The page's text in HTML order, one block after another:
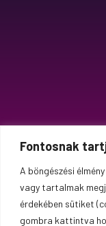
Fontosnak
A böngészési
vagy tartalmak
érdekében sütiket
gombra kattintva